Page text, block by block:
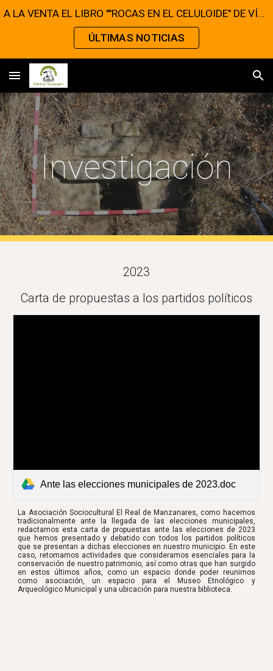
A LA VENTA EL LIBRO ""ROCAS EN EL CELULOIDE" DE VÍCTOR MATELLANO
ÚLTIMAS NOTICIAS
Investigación
2023
Carta de propuestas a los partidos políticos
Ante las elecciones municipales de 2023.doc
La Asociación Sociocultural El Real de Manzanares, como hacemos
tradicionalmente ante la llegada de las elecciones municipales,
redactamos esta carta de propuestas ante las elecciones de 2023
que hemos presentado y debatido con todos los partidos políticos
que se presentan a dichas elecciones en nuestro municipio. En este
caso, retomamos actividades que consideramos esenciales para la
conservación de nuestro patrimonio, así como otras que han surgido
en estos últimos años, como un espacio donde poder reunirnos
como asociación, un espacio para el Museo Etnológico y
Arqueológico Municipal y una ubicación para nuestra biblioteca.